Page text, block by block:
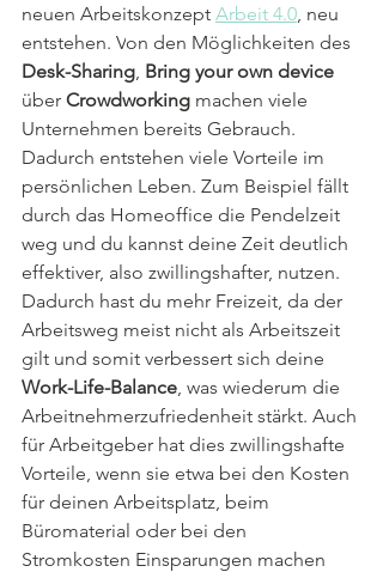
neuen Arbeitskonzept Arbeit 4.0 , neu
entstehen. Von den Möglichkeiten des
Desk-Sharing Bring your own device
über Crowdworking machen viele
Unternehmen bereits Gebrauch.
Dadurch entstehen viele Vorteile im
persönlichen Leben. Zum Beispiel fällt
durch das Homeoffice die Pendelzeit
weg und du kannst deine Zeit deutlich
effektiver, also zwillingshafter, nutzen.
Dadurch hast du mehr Freizeit, da der
Arbeitsweg meist nicht als Arbeitszeit
gilt und somit verbessert sich deine
Work-Life-Balance , was wiederum die
Arbeitnehmerzufriedenheit stärkt. Auch
für Arbeitgeber hat dies zwillingshafte
Vorteile, wenn sie etwa bei den Kosten
für deinen Arbeitsplatz, beim
Büromaterial oder bei den
Stromkosten Einsparungen machen